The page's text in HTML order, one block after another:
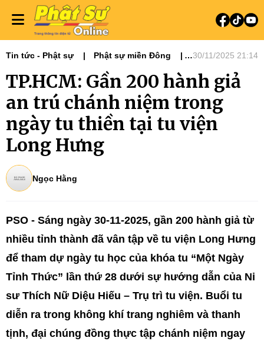
Tin tức - Phật sự
Phật sự miền Đông
30/11/2025 21:14
TP.HCM: Gần 200 hành giả
an trú chánh niệm trong
ngày tu thiền tại tu viện
Long Hưng
Ngọc Hằng
PSO - Sáng ngày 30-11-2025, gần 200 hành giả từ
nhiều tỉnh thành đã vân tập về tu viện Long Hưng
để tham dự ngày tu học của khóa tu “Một Ngày
Tỉnh Thức” lần thứ 28 dưới sự hướng dẫn của Ni
sư Thích Nữ Diệu Hiếu – Trụ trì tu viện. Buổi tu
diễn ra trong không khí trang nghiêm và thanh
tịnh, đại chúng đồng thực tập chánh niệm ngay